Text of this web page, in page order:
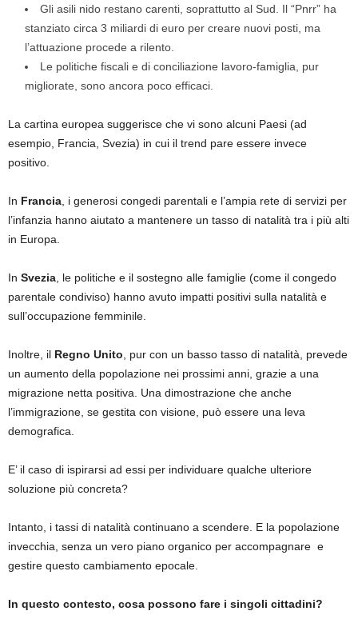
Gli asili nido restano carenti, soprattutto al Sud. Il “Pnrr” ha
stanziato circa 3 miliardi di euro per creare nuovi posti, ma
l’attuazione procede a rilento.
Le politiche fiscali e di conciliazione lavoro-famiglia, pur
migliorate, sono ancora poco efficaci.
La cartina europea suggerisce che vi sono alcuni Paesi (ad
esempio, Francia, Svezia) in cui il trend pare essere invece
positivo.
In Francia, i generosi congedi parentali e l’ampia rete di servizi per
l’infanzia hanno aiutato a mantenere un tasso di natalità tra i più alti
in Europa.
In Svezia, le politiche e il sostegno alle famiglie (come il congedo
parentale condiviso) hanno avuto impatti positivi sulla natalità e
sull’occupazione femminile.
Inoltre, il Regno Unito, pur con un basso tasso di natalità, prevede
un aumento della popolazione nei prossimi anni, grazie a una
migrazione netta positiva. Una dimostrazione che anche
l’immigrazione, se gestita con visione, può essere una leva
demografica.
E’ il caso di ispirarsi ad essi per individuare qualche ulteriore
soluzione più concreta?
Intanto, i tassi di natalità continuano a scendere. E la popolazione
invecchia, senza un vero piano organico per accompagnare e
gestire questo cambiamento epocale.
In questo contesto, cosa possono fare i singoli cittadini?